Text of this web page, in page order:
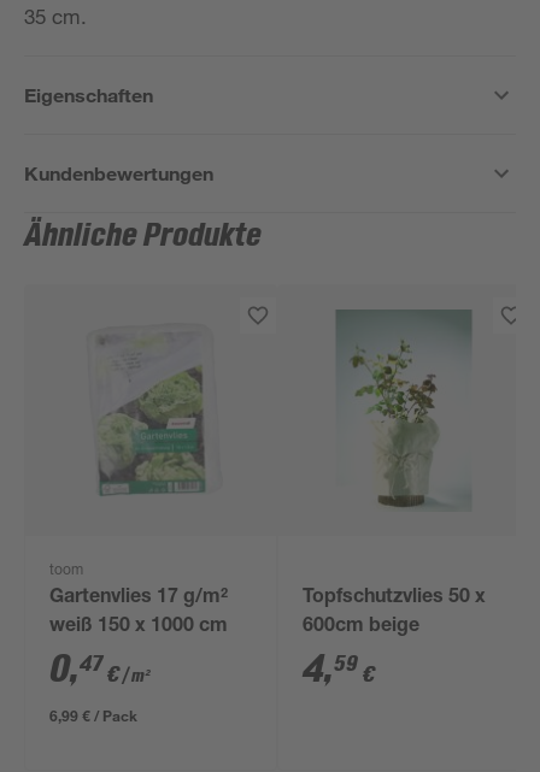
35 cm.
Eigenschaften
Kundenbewertungen
Ähnliche Produkte
toom
Gartenvlies 17 g/m²
weiß 150 x 1000 cm
0,47€/ m²
6,99 € / Pack
Topfschutzvlies 50 x
600cm beige
4,59 €